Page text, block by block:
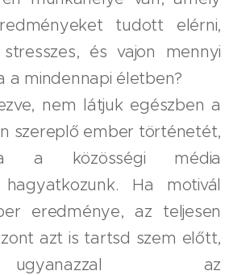
tudott elérni,
és vajon mennyi
a mindennapi életben?
nem látjuk egészben a
szereplő ember történetét,
a közösségi média
hagyatkozunk. Ha motivál
eredménye, az teljesen
azt is tartsd szem előtt,
az